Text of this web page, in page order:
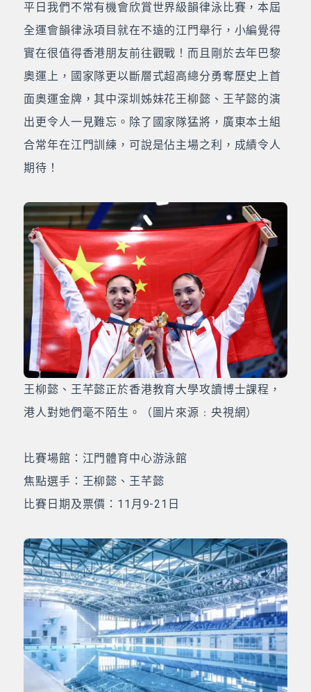
平日我們不常有機會欣賞世界級韻律泳比賽，本屆
全運會韻律泳項目就在不遠的江門舉行，小編覺得
實在很值得香港朋友前往觀戰！而且剛於去年巴黎
奧運上，國家隊更以斷層式超高總分勇奪歷史上首
面奧運金牌，其中深圳姊妹花王柳懿、王芊懿的演
出更令人一見難忘。除了國家隊猛將，廣東本土組
合常年在江門訓練，可說是佔主場之利，成績令人
期待！
王柳懿、王芊懿正於香港教育大學攻讀博士課程，
港人對她們毫不陌生。（圖片來源﹕央視網）
比賽場館：江門體育中心游泳館
焦點選手：王柳懿、王芊懿
比賽日期及票價：11月9-21日